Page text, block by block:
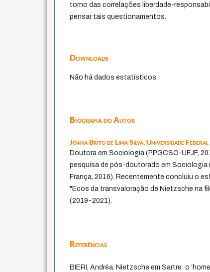
torno das correlações liberdade-
pensar tais questionamentos.
Downloads
Não há dados estatísticos.
Biografia do Autor
Joana Brito de Lima Silva,Universidade Federal
Doutora em Sociologia (PPGCSO-UFJF,
pesquisa de pós-doutorado em Sociologia
França, 2016). Recentemente concluiu o
"Ecos da transvaloração de Nietzsche na
(2019-2021).
Referências
BIERI, Andréa. Nietzsche em Sartre: o